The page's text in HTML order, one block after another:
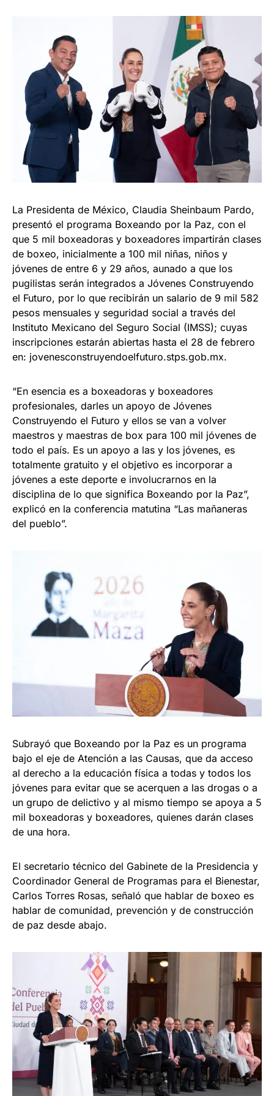
La Presidenta de México, Claudia Sheinbaum Pardo,
presentó el programa Boxeando por la Paz, con el
que 5 mil boxeadoras y boxeadores impartirán clases
de boxeo, inicialmente a 100 mil niñas, niños y
jóvenes de entre 6 y 29 años, aunado a que los
pugilistas serán integrados a Jóvenes Construyendo
el Futuro, por lo que recibirán un salario de 9 mil 582
pesos mensuales y seguridad social a través del
Instituto Mexicano del Seguro Social (IMSS); cuyas
inscripciones estarán abiertas hasta el 28 de febrero
en: jovenesconstruyendoelfuturo.stps.gob.mx.
“En esencia es a boxeadoras y boxeadores
profesionales, darles un apoyo de Jóvenes
Construyendo el Futuro y ellos se van a volver
maestros y maestras de box para 100 mil jóvenes de
todo el país. Es un apoyo a las y los jóvenes, es
totalmente gratuito y el objetivo es incorporar a
jóvenes a este deporte e involucrarnos en la
disciplina de lo que significa Boxeando por la Paz”,
explicó en la conferencia matutina “Las mañaneras
del pueblo”.
Subrayó que Boxeando por la Paz es un programa
bajo el eje de Atención a las Causas, que da acceso
al derecho a la educación física a todas y todos los
jóvenes para evitar que se acerquen a las drogas o a
un grupo de delictivo y al mismo tiempo se apoya a 5
mil boxeadoras y boxeadores, quienes darán clases
de una hora.
El secretario técnico del Gabinete de la Presidencia y
Coordinador General de Programas para el Bienestar,
Carlos Torres Rosas, señaló que hablar de boxeo es
hablar de comunidad, prevención y de construcción
de paz desde abajo.